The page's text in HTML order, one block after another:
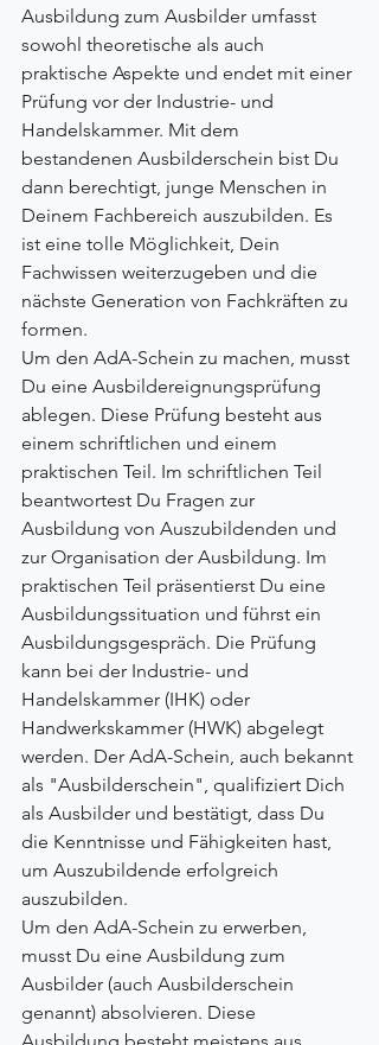
Ausbildung zum Ausbilder umfasst
sowohl theoretische als auch
praktische Aspekte und endet mit einer
Prüfung vor der Industrie- und
Handelskammer. Mit dem
bestandenen Ausbilderschein bist Du
dann berechtigt, junge Menschen in
Deinem Fachbereich auszubilden. Es
ist eine tolle Möglichkeit, Dein
Fachwissen weiterzugeben und die
nächste Generation von Fachkräften zu
formen.
Um den AdA-Schein zu machen, musst
Du eine Ausbildereignungsprüfung
ablegen. Diese Prüfung besteht aus
einem schriftlichen und einem
praktischen Teil. Im schriftlichen Teil
beantwortest Du Fragen zur
Ausbildung von Auszubildenden und
zur Organisation der Ausbildung. Im
praktischen Teil präsentierst Du eine
Ausbildungssituation und führst ein
Ausbildungsgespräch. Die Prüfung
kann bei der Industrie- und
Handelskammer (IHK) oder
Handwerkskammer (HWK) abgelegt
werden. Der AdA-Schein, auch bekannt
als "Ausbilderschein", qualifiziert Dich
als Ausbilder und bestätigt, dass Du
die Kenntnisse und Fähigkeiten hast,
um Auszubildende erfolgreich
auszubilden.
Um den AdA-Schein zu erwerben,
musst Du eine Ausbildung zum
Ausbilder (auch Ausbilderschein
genannt) absolvieren. Diese